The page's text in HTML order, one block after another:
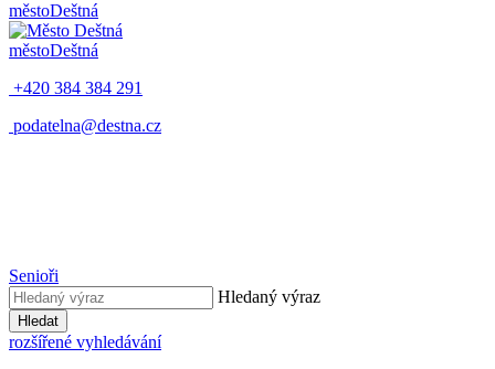
městoDeštná
městoDeštná
+420 384 384 291
podatelna@destna.cz
Senioři
Hledaný výraz
Hledat
rozšířené vyhledávání